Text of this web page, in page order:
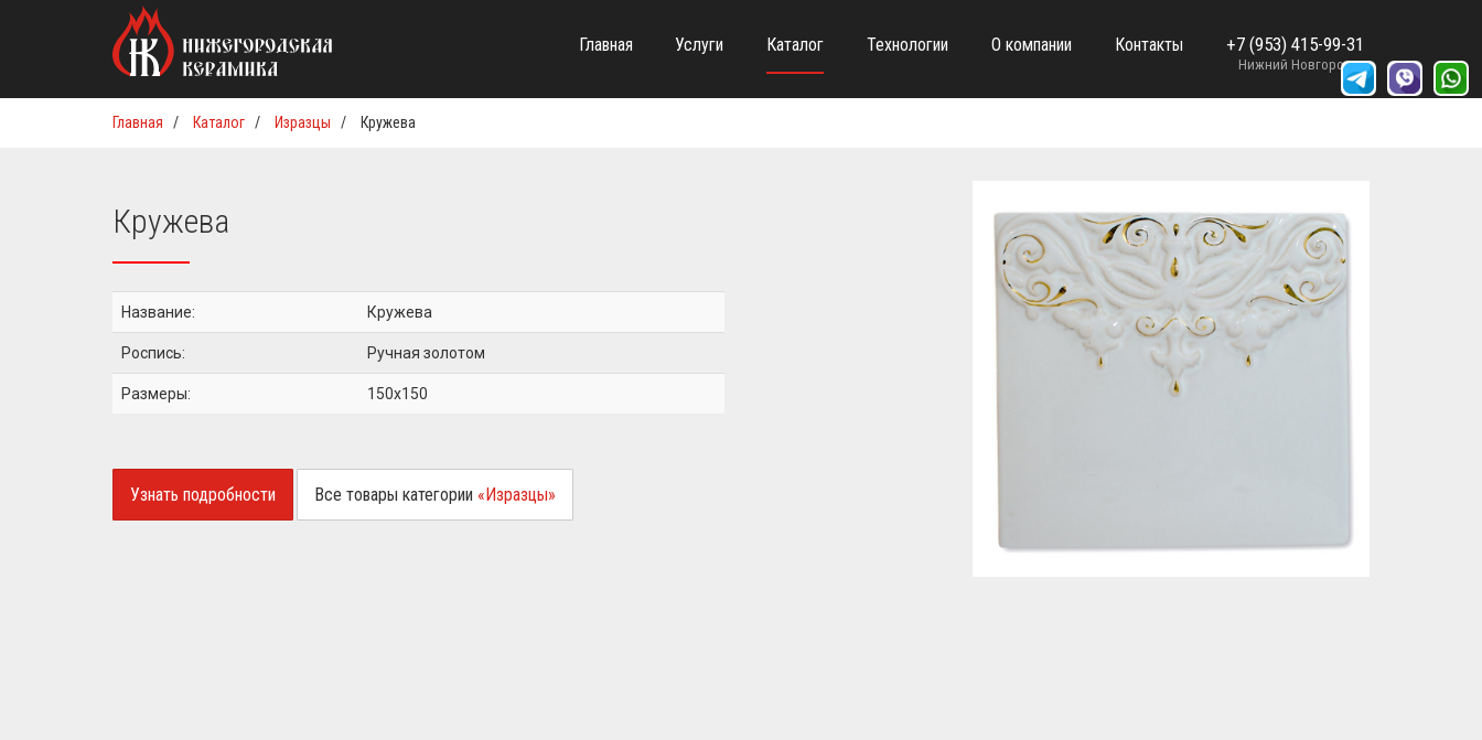
Главная Услуги Каталог Технологии О компании Контакты +7 (953) 415-99-31
Нижний Новгород
Главная / Каталог / Изразцы / Кружева
Кружева
Название: Кружева
Роспись: Ручная золотом
Размеры: 150x150
Узнать подробности Все товары категории «Изразцы»